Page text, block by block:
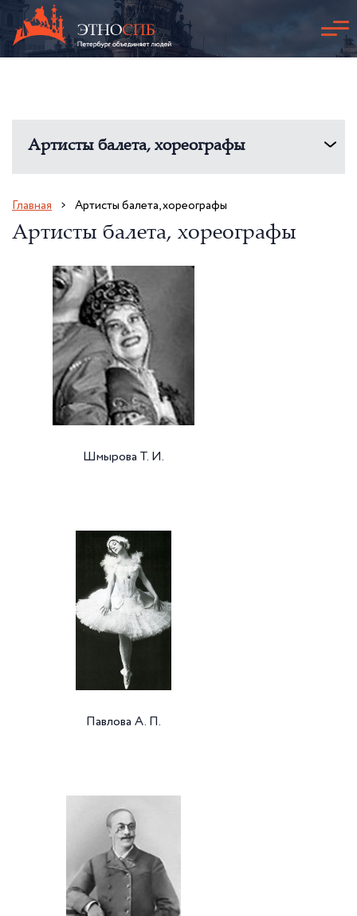
Артисты балета, хореографы
Главная Артисты балета, хореографы
Артисты балета, хореографы
Шмырова Т. И.
Павлова А. П.